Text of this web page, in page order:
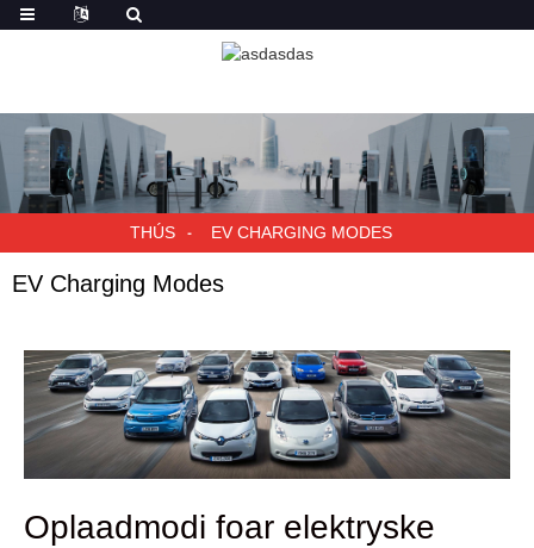
THÚS EV CHARGING MODES
EV Charging Modes
Oplaadmodi foar elektryske